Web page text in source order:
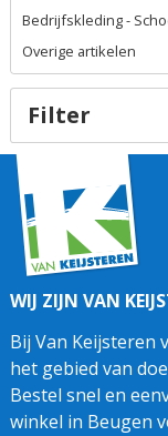
Bedrijfskleding -
Overige artikelen
Filter
WIJ ZIJN VAN
Bij Van Keijsteren
het gebied van
Bestel snel en
winkel in Beugen